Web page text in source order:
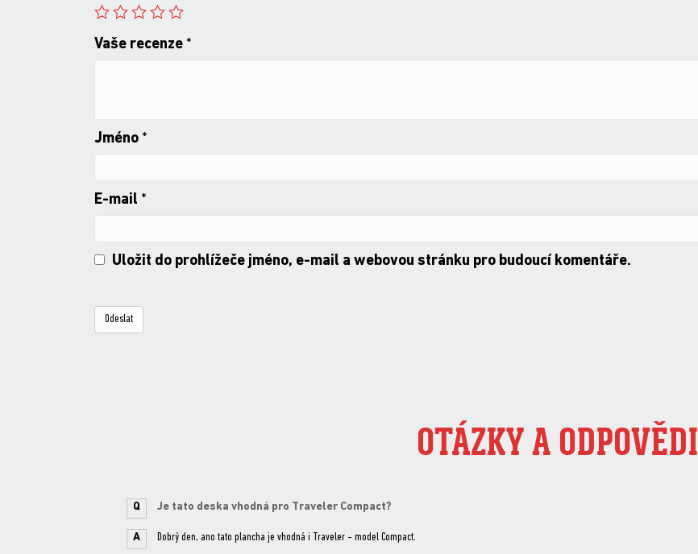
Vaše recenze *
Jméno *
E-mail *
Uložit do prohlížeče jméno, e-mail a webovou stránku pro budoucí komentáře.
OTÁZKY A ODPOVĚDI
Q Je tato deska vhodná pro Traveler Compact?
A Dobrý den, ano tato plancha je vhodná i Traveler - model Compact.